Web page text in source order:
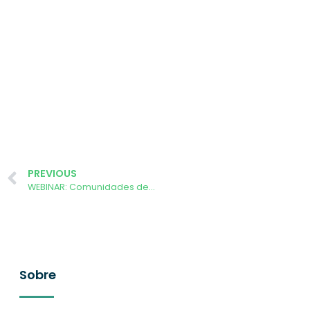
PREVIOUS
WEBINAR: Comunidades de Energia Renovável na Transição Energética
Sobre